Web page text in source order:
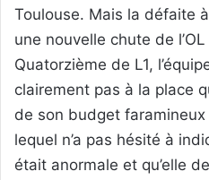
Toulouse. Mais la défaite
une nouvelle chute de
Quatorzième de L1,
clairement pas à la place
de son budget
lequel n’a pas hésité à
était anormale et qu’elle